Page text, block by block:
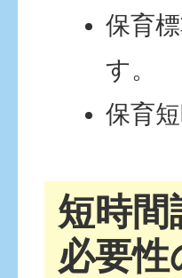
保育
す。
保育
短時間
必要性